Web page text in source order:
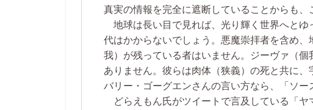
真実の情報を完全に遮断していることからも、
地球は長い目で見れば、光り輝く世界へとゆ
代はかからないでしょう。悪魔崇拝者を含め
我）が残っている者はいません。ジーヴァ（
ありません。彼らは肉体（狭義）の死と共に
バリー・ゴーグエンさんの言い方なら、「ソー
どらえもん氏がツイートで言及している「ヤ